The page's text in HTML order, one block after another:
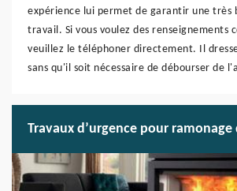
expérience lui permet de garantir une très
travail. Si vous voulez des renseignements
veuillez le téléphoner directement. Il
sans qu'il soit nécessaire de débourser de
Travaux d’urgence pour ramonage